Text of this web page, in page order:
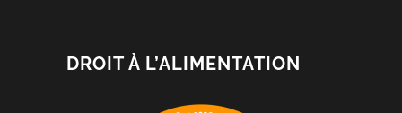
DROIT À L’ALIMENTATION